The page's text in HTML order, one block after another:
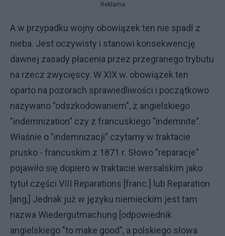
Reklama
A w przypadku wojny obowiązek ten nie spadł z
nieba. Jest oczywisty i stanowi konsekwencję
dawnej zasady płacenia przez przegranego trybutu
na rzecz zwycięscy. W XIX w. obowiązek ten
oparto na pozorach sprawiedliwości i początkowo
nazywano "odszkodowaniem", z angielskiego
"indemnization" czy z francuskiego "indemnite".
Właśnie o "indemnizacji" czytamy w traktacie
prusko - francuskim z 1871 r. Słowo "reparacje"
pojawiło się dopiero w traktacie wersalskim jako
tytuł części VIII Reparations [franc.] lub Reparation
[ang,] Jednak już w języku niemieckim jest tam
nazwa Wiedergutmachung [odpowiednik
angielskiego "to make good", a polskiego słowa